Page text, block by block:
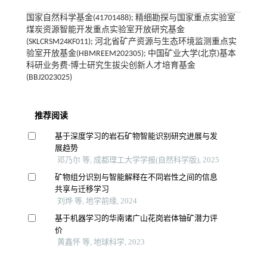
国家自然科学基金(41701488); 精细勘探与国家重点实验室
煤炭资源智能开发重点实验室开放研究基金
(SKLCRSM24KF011); 河北省矿产资源与生态环境监测重点实
验室开放基金(HBMREEM202305); 中国矿业大学(北京)基本
科研业务费-博士研究生拔尖创新人才培育基金
(BBJ2023025)